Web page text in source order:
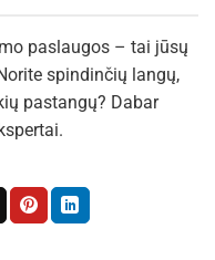
paslaugos – tai jūsų
spindinčių langų,
pastangų? Dabar